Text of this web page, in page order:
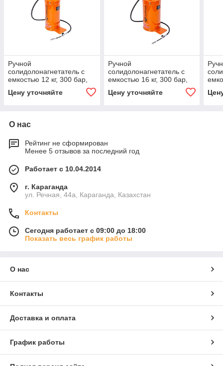
Ручной
солидолонагнетатель с
емкостью 12 кг, 300 бар,
версия
Цену уточняйте
Ручной
солидолонагнетатель с
емкостью 16 кг, 300 бар,
версия
Цену уточняйте
О нас
Рейтинг не сформирован
Менее 5 отзывов за последний год
Работает с 10.04.2014
г. Караганда
ул. Речная, 44а, Караганда, Казахстан
Контакты
Сегодня работает с 09:00 до 18:00
Показать весь график работы
О нас
Контакты
Доставка и оплата
График работы